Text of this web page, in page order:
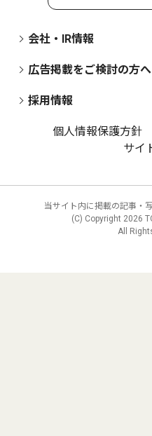
会社・IR情報
広告掲載をご検討の方へ
採用情報
個人情報保護方針
サイ
当サイト内に掲載の記事・
(C) Copyright 2026
All